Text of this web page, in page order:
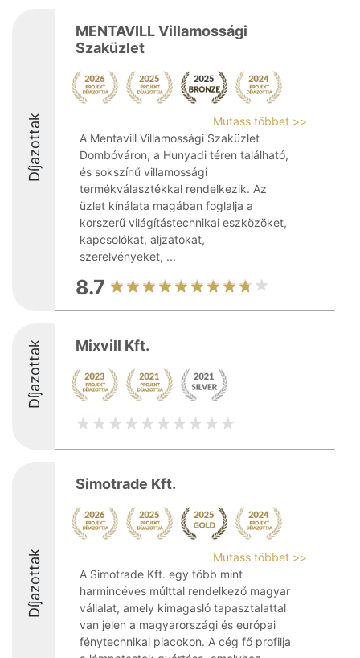
Díjazottak
MENTAVILL Villamossági
Szaküzlet
Mutass többet >>
A Mentavill Villamossági Szaküzlet
Dombóváron, a Hunyadi téren található,
és sokszínű villamossági
termékválasztékkal rendelkezik. Az
üzlet kínálata magában foglalja a
korszerű világítástechnikai eszközöket,
kapcsolókat, aljzatokat,
szerelvényeket, ...
8.7
Díjazottak Mixvill Kft.
Díjazottak
Simotrade Kft.
Mutass többet >>
A Simotrade Kft. egy több mint
harmincéves múlttal rendelkező magyar
vállalat, amely kimagasló tapasztalattal
van jelen a magyarországi és európai
fénytechnikai piacokon. A cég fő profilja